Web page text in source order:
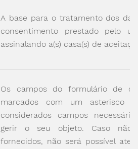
A base para o tratamento dos
consentimento prestado pelo
assinalando a(s) casa(s) de
Os campos do formulário de
marcados com um asterisco
considerados campos
gerir o seu objeto. Caso não
fornecidos, não será possível